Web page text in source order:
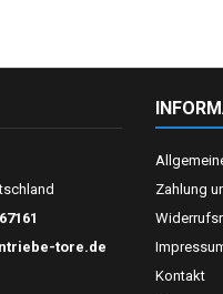
tore.de
Zahlung
Kontakt